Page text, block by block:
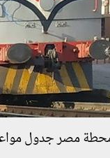
مصر جدول